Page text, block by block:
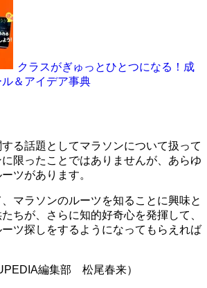
クラスがぎゅっとひとつになる！成
＆アイデア事典
る話題としてマラソンについて扱って
限ったことではありませんが、あらゆ
ツがあります。
マラソンのルーツを知ることに興味と
ちが、さらに知的好奇心を発揮して、
ツ探しをするようになってもらえれば
編集部 松尾春来）